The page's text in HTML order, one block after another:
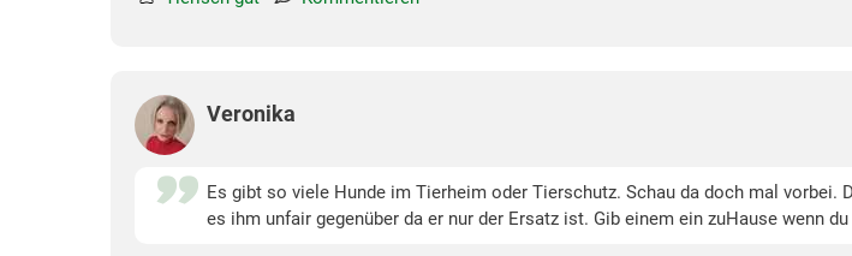
Veronika
Es gibt so viele Hunde im Tierheim oder Tierschutz. Schau da doch mal
es ihm unfair gegenüber da er nur der Ersatz ist. Gib einem ein zuHause wenn